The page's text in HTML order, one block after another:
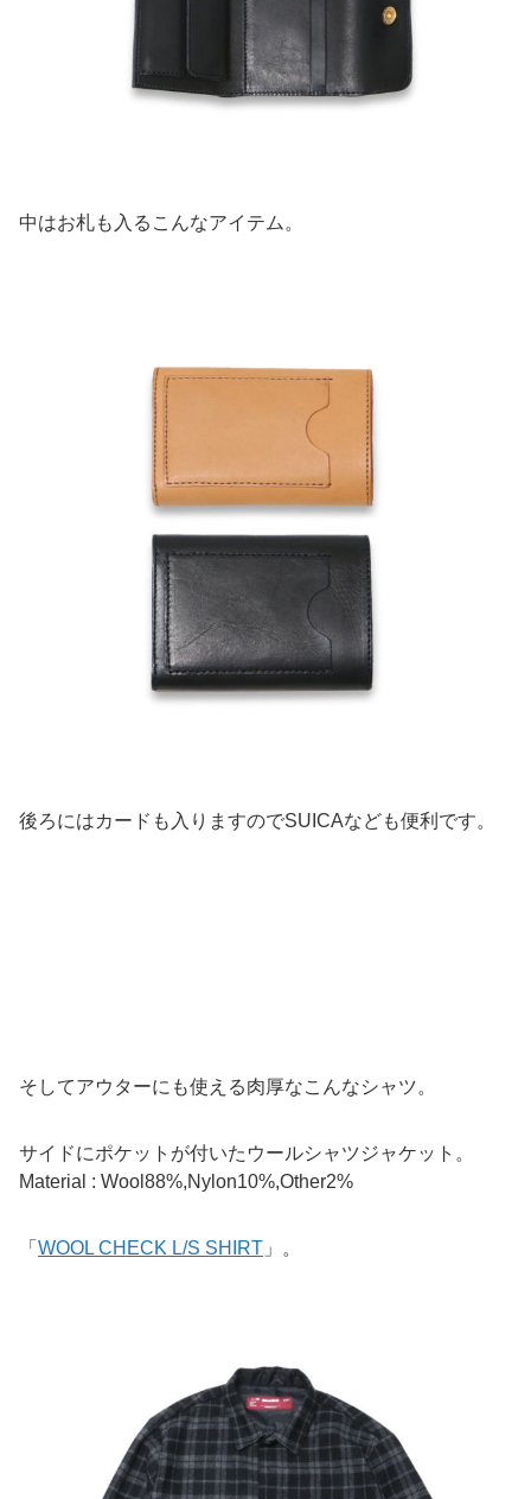
中はお札も入るこんなアイテム。
後ろにはカードも入りますのでSUICAなども便利です。
そしてアウターにも使える肉厚なこんなシャツ。
サイドにポケットが付いたウールシャツジャケット。
Material : Wool88%,Nylon10%,Other2%
「 WOOL CHECK L/S SHIRT 」。